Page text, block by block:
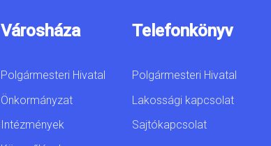
Városháza
Polgármesteri Hivatal
Önkormányzat
Intézmények
Telefonkönyv
Polgármesteri Hivatal
Lakossági kapcsolat
Sajtókapcsolat